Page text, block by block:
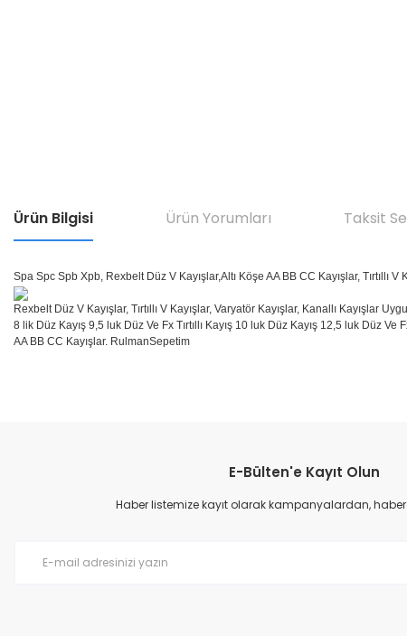
Ürün Bilgisi Ürün Yorumları Taksit
Spa Spc Spb Xpb, Rexbelt Düz V Kayışlar,Altı Köşe AA BB CC Kayışlar, Tırtıllı
Rexbelt Düz V Kayışlar, Tırtıllı V Kayışlar, Varyatör Kayışlar, Kanallı Kayışlar
8 lik Düz Kayış 9,5 luk Düz Ve Fx Tırtıllı Kayış 10 luk Düz Kayış 12,5 luk Düz Ve
AA BB CC Kayışlar. RulmanSepetim
Ürün resmi kalitesiz, bozuk veya görüntülenemiyor.
Ürün açıklamasında eksik bilgiler bulunuyor.
E-Bülten'e Kayıt Olun
Haber listemize kayıt olarak kampanyalardan,